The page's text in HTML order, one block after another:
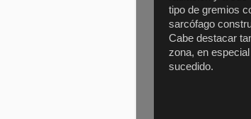
tipo de gremios
sarcófago
Cabe destacar
zona, en
sucedido.